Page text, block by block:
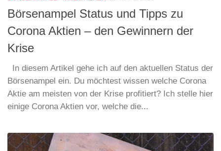
Börsenampel Status und Tipps zu
Corona Aktien – den Gewinnern der
Krise
In diesem Artikel gehe ich auf den aktuellen Status der
Börsenampel ein. Du möchtest wissen welche Corona
Aktie am meisten von der Krise profitiert? Ich stelle hier
einige Corona Aktien vor, welche die...